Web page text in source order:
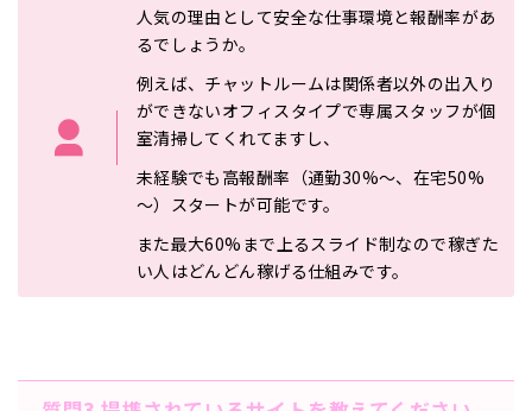
人気の理由として安全な仕事環境と報酬率があ
るでしょうか。
例えば、チャットルームは関係者以外の出入り
ができないオフィスタイプで専属スタッフが個
室清掃してくれてますし、
未経験でも高報酬率（通勤30%～、在宅50%
～）
スタートが可能です。
また最大60%まで上るスライド制なので稼ぎた
い人はどんどん稼げる仕組みです。